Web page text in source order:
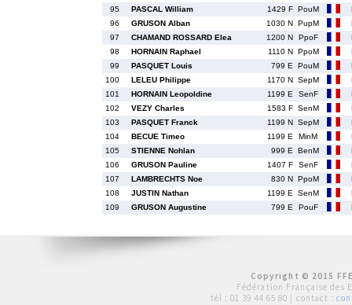
95
PASCAL William 1429 F PouM
96
GRUSON Alban 1030 N PupM
97
CHAMAND ROSSARD Elea 1200 N PpoF
98
HORNAIN Raphael 1110 N PpoM
99
PASQUET Louis 799 E PouM
100
LELEU Philippe 1170 N SepM
101
HORNAIN Leopoldine 1199 E SenF
102
VEZY Charles 1583 F SenM
103
PASQUET Franck 1199 N SepM
104
BECUE Timeo 1199 E MinM
105
STIENNE Nohlan 999 E BenM
106
GRUSON Pauline 1407 F SenF
107
LAMBRECHTS Noe 830 N PpoM
108
JUSTIN Nathan 1199 E SenM
109
GRUSON Augustine 799 E PouF
Copyright © 2015
Fédération Française des
tél : 01 39 44 65 80 | contact :